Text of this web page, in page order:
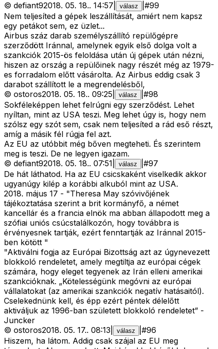
© defiant92018. 05. 18.. 14:57 válasz #99
Nem teljesíted a gépek leszállítását, amiért nem kapsz
egy petákot sem, ez üzlet...
Airbus száz darab személyszállító repülőgépre
szerződött Iránnal, amelynek egyik első dolga volt a
szankciók 2015-ös feloldása után új gépek után nézni,
hiszen az ország a repülőinek nagy részét még az 1979-
es forradalom előtt vásárolta. Az Airbus eddig csak 3
darabot szállított le a megrendelésből,
© ostoros2018. 05. 18.. 09:25 válasz #98
Sokféleképpen lehet felrúgni egy szerződést. Lehet
nyíltan, mint az USA teszi. Meg lehet úgy is, hogy nem
szólsz egy szót sem, csak nem teljesíted a rád eső részt,
amíg a másik fél rúgja fel azt.
Az EU az utóbbit még bőven megteheti. És szerintem
meg is teszi. De ne legyen igazam.
© defiant92018. 05. 18.. 07:51 válasz #97
De hát láthatod. Ha az EU csicskaként viselkedik akkor
ugyanúgy kilép a korábbi alkuból mint az USA.
2018. május 17 - "Theresa May szóvivőjének
tájékoztatása szerint a brit kormányfő, a német
kancellár és a francia elnök ma abban állapodott meg a
szófiai uniós csúcstalálkozón, hogy továbbra is
érvényesnek tartják, ezért fenntartják az Iránnal 2015-
ben kötött "
"Aktiválni fogja az Európai Bizottság azt az úgynevezett
blokkoló rendeletet, amely megtiltja az európai cégek
számára, hogy eleget tegyenek az Irán elleni amerikai
szankcióknak. „Kötelességünk megóvni az európai
vállalatokat (az amerikai szankciók negatív hatásaitól).
Cselekednünk kell, és épp ezért péntek délelőtt
aktiváljuk az 1996-ban született blokkoló rendeletet” -
Juncker
© ostoros2018. 05. 17.. 08:13 válasz #96
Hiszem, ha látom. Addig csak szájal az EU meg